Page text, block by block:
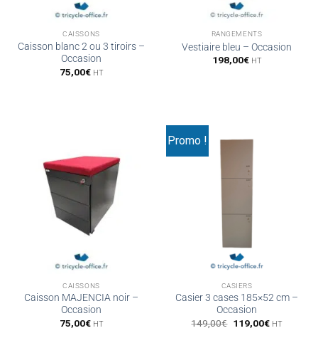
CAISSONS
Caisson blanc 2 ou 3 tiroirs –
Occasion
75,00€ HT
RANGEMENTS
Vestiaire bleu – Occasion
198,00€ HT
CAISSONS
Caisson MAJENCIA noir –
Occasion
75,00€ HT
Promo !
CASIERS
Casier 3 cases 185×52 cm –
Occasion
149,00€ Le
119,00€LeHT